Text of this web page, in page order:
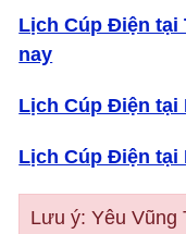
Lịch Cúp Điện tại
nay
Lịch Cúp Điện tại
Lịch Cúp Điện tại
Lưu ý: Yêu Vũng